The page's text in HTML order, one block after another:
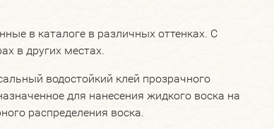
в каталоге в различных оттенках. С
в других местах.
водостойкий клей прозрачного
для нанесения жидкого воска на
распределения воска.